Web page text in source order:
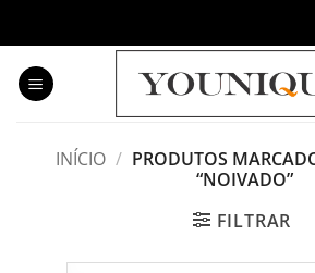
content
INÍCIO / PRODUTOS
“NOIVADO”
FILTRAR